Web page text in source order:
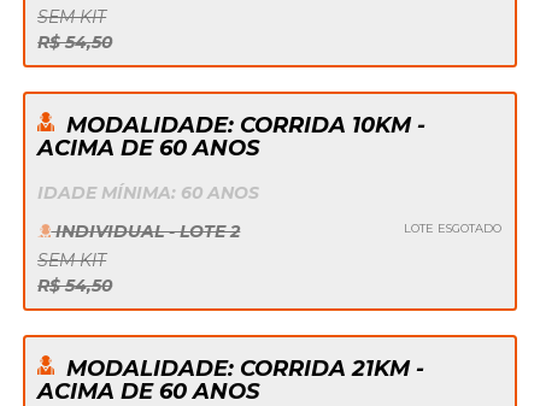
SEM KIT
R$ 54,50
MODALIDADE: CORRIDA 10KM -
ACIMA DE 60 ANOS
IDADE MÍNIMA: 60 ANOS
INDIVIDUAL - LOTE 2
LOTE ESGOTADO
SEM KIT
R$ 54,50
MODALIDADE: CORRIDA 21KM -
ACIMA DE 60 ANOS